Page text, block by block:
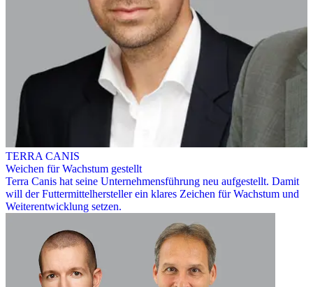
TERRA CANIS
Weichen für Wachstum gestellt
Terra Canis hat seine Unternehmensführung neu aufgestellt. Damit
will der Futtermittelhersteller ein klares Zeichen für Wachstum und
Weiterentwicklung setzen.